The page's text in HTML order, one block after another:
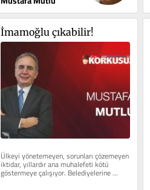
İmamoğlu çıkabilir!
Ülkeyi yönetemeyen, sorunları çözemeyen
iktidar, yıllardır ana muhalefeti kötü
göstermeye çalışıyor. Belediyelerine
yolsuzluk operasyonu...